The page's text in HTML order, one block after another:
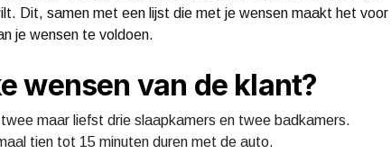
Dit, samen met een lijst die met je wensen maakt het voor
je wensen te voldoen.
wensen van de klant?
maar liefst drie slaapkamers en twee badkamers.
tien tot 15 minuten duren met de auto.